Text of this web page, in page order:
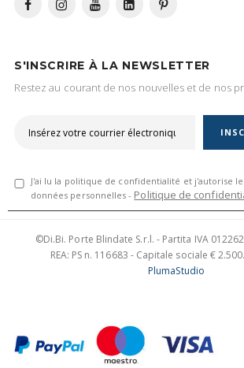
S'INSCRIRE À LA NEWSLETTER
Restez au courant de nos nouvelles et de nos
J'ai lu la politique de confidentialité et j'autorise
données personnelles - Politique de
©Di.Bi. Porte Blindate S.r.l. - Partita IVA
REA: PS n. 116683 - Capitale sociale €
PlumaStudio